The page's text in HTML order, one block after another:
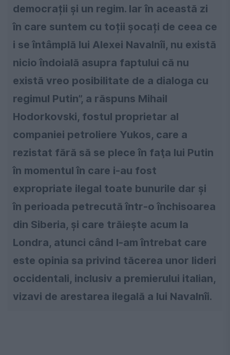
democrații și un regim. Iar în această zi
în care suntem cu toții șocați de ceea ce
i se întâmplă lui Alexei Navalnîi, nu există
nicio îndoială asupra faptului că nu
există vreo posibilitate de a dialoga cu
regimul Putin”, a răspuns Mihail
Hodorkovski, fostul proprietar al
companiei petroliere Yukos, care a
rezistat fără să se plece în faţa lui Putin
în momentul în care i-au fost
expropriate ilegal toate bunurile dar și
în perioada petrecută într-o închisoarea
din Siberia, şi care trăiește acum la
Londra, atunci când l-am întrebat care
este opinia sa privind tăcerea unor lideri
occidentali, inclusiv a premierului italian,
vizavi de arestarea ilegală a lui Navalnîi.